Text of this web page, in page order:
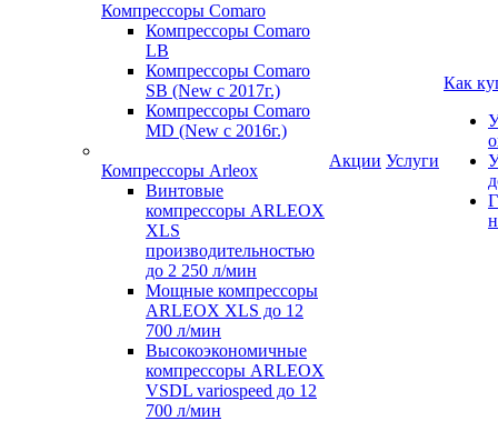
Компрессоры Comaro
Компрессоры Comaro
LB
Компрессоры Comaro
SB (New с 2017г.)
Компрессоры Comaro
MD (New с 2016г.)
Компрессоры Arleox
Винтовые
компрессоры ARLEOX
XLS
производительностью
до 2 250 л/мин
Мощные компрессоры
ARLEOX XLS до 12
700 л/мин
Высокоэкономичные
компрессоры ARLEOX
VSDL variospeed до 12
700 л/мин
Акции Услуги
Как